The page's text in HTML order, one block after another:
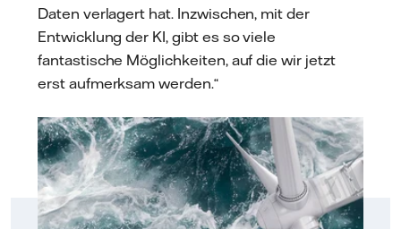
Daten verlagert hat. Inzwischen, mit der
Entwicklung der KI, gibt es so viele
fantastische Möglichkeiten, auf die wir jetzt
erst aufmerksam werden.“